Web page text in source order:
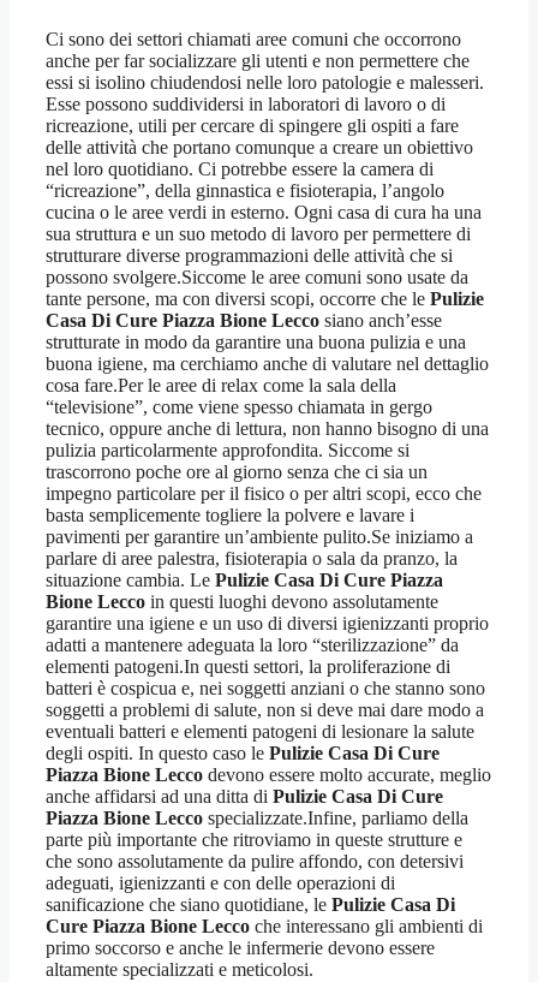
Ci sono dei settori chiamati aree comuni che occorrono
anche per far socializzare gli utenti e non permettere che
essi si isolino chiudendosi nelle loro patologie e malesseri.
Esse possono suddividersi in laboratori di lavoro o di
ricreazione, utili per cercare di spingere gli ospiti a fare
delle attività che portano comunque a creare un obiettivo
nel loro quotidiano. Ci potrebbe essere la camera di
“ricreazione”, della ginnastica e fisioterapia, l’angolo
cucina o le aree verdi in esterno. Ogni casa di cura ha una
sua struttura e un suo metodo di lavoro per permettere di
strutturare diverse programmazioni delle attività che si
possono svolgere.Siccome le aree comuni sono usate da
tante persone, ma con diversi scopi, occorre che le Pulizie
Casa Di Cure Piazza Bione Lecco siano anch’esse
strutturate in modo da garantire una buona pulizia e una
buona igiene, ma cerchiamo anche di valutare nel dettaglio
cosa fare.Per le aree di relax come la sala della
“televisione”, come viene spesso chiamata in gergo
tecnico, oppure anche di lettura, non hanno bisogno di una
pulizia particolarmente approfondita. Siccome si
trascorrono poche ore al giorno senza che ci sia un
impegno particolare per il fisico o per altri scopi, ecco che
basta semplicemente togliere la polvere e lavare i
pavimenti per garantire un’ambiente pulito.Se iniziamo a
parlare di aree palestra, fisioterapia o sala da pranzo, la
situazione cambia. Le Pulizie Casa Di Cure Piazza
Bione Lecco in questi luoghi devono assolutamente
garantire una igiene e un uso di diversi igienizzanti proprio
adatti a mantenere adeguata la loro “sterilizzazione” da
elementi patogeni.In questi settori, la proliferazione di
batteri è cospicua e, nei soggetti anziani o che stanno sono
soggetti a problemi di salute, non si deve mai dare modo a
eventuali batteri e elementi patogeni di lesionare la salute
degli ospiti. In questo caso le Pulizie Casa Di Cure
Piazza Bione Lecco devono essere molto accurate, meglio
anche affidarsi ad una ditta di Pulizie Casa Di Cure
Piazza Bione Lecco specializzate.Infine, parliamo della
parte più importante che ritroviamo in queste strutture e
che sono assolutamente da pulire affondo, con detersivi
adeguati, igienizzanti e con delle operazioni di
sanificazione che siano quotidiane, le Pulizie Casa Di
Cure Piazza Bione Lecco che interessano gli ambienti di
primo soccorso e anche le infermerie devono essere
altamente specializzati e meticolosi.